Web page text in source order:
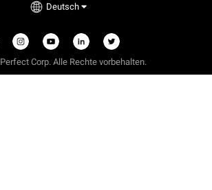
Deutsch
Perfect Corp. Alle Rechte vorbehalten.